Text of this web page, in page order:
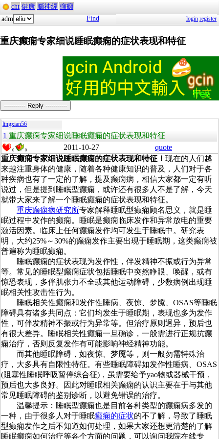
cht 健康 腦神經 癲癇
adm
Find login register
重庆癫痫专家细说睡眠癫痫的症状表现和特征
----------- Reply -----------
lingxian56
1 重庆癫痫专家细说睡眠癫痫的症状表现和特征
0 0 2011-10-27
quote
重庆癫痫专家细说睡眠癫痫的症状表现和特征！ 现在的人们越
来越注重身体的健康，随着各种健康知识的普及，人们对于各
种疾病也有了一定的了解，提及癫痫病，相信大家都一定有听
说过，但是提到睡眠型癫痫，或许还有很多人不是了解，今天
就带大家来了解一个睡眠癫痫的症状表现和特征。
重庆癫痫病研究所专家解释睡眠型癫痫顾名思义，就是睡
眠过程中发作的癫痫。睡眠是癫痫临床发作和异常放电的重要
激活因素。临床上任何癫痫发作均可发生于睡眠中。研究表
明，大约25%～30%的癫痫发作主要出现于睡眠期，这类癫痫被
普遍称为睡眠癫痫。
睡眠癫痫的症状表现为发作性，伴发精神不振或行为异常
等。常见的睡眠型癫痫症状包括睡眠中突然睁眼、唤醒，或有
惊恐表现，多伴肌张力不全或其他运动障碍，少数病例出现睡
眠相关性攻击性行为。
睡眠相关性癫痫和发作性睡病、夜惊、梦魇、OSAS等睡眠
障碍具有诸多共同点：它们均发生于睡眠期，表现也多为发作
性，可伴发精神不振或行为异常等。但治疗原则迥异，预后也
有很大差异。睡眠相关性癫痫一旦确诊，一般需进行正规抗癫
痫治疗，否则反复发作有可能影响神经精神功能。
而其他睡眠障碍，如夜惊、梦魇等，则一般勿需特殊治
疗，大多具有自限性特征。有些睡眠障碍如发作性睡病、OSAS
(阻塞性睡眠呼吸暂停综合征)，虽需要给予yao物或器械干预，
预后也大多良好。因此对睡眠相关癫痫的认识主要在于与其他
常见睡眠障碍的鉴别诊断，以避免错误的治疗。
温馨提示：睡眠型癫痫也是目前各种类型的癫痫病多发的
一种，由于很多人对于睡眠癫痫的症状的不了解，导致了睡眠
型癫痫发作之后不知道如何处理，如果大家还想更清楚的了解
睡眠癫痫如何治疗等各个方面的问题，可以询问我院在线专